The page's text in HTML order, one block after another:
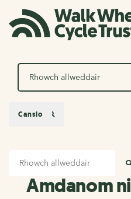
Chwilio
Amdanom ni
Amdanom ni
Canslo